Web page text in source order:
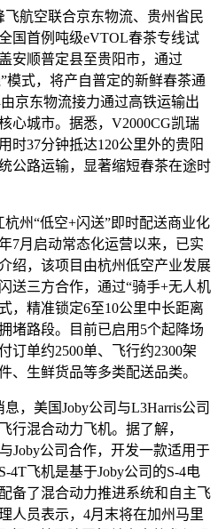
航空联合京东物流、贵州省民
国首例吨级eVTOL春茶专线试
安顺普定县至贵阳市，通过
模式，将产自普定的新鲜春茶通
京东物流接力通过高铁运输出
心城市。据悉，V2000CG凯瑞
时37分钟抵达120公里外的贵阳
公路运输，显著缩短春茶在途时
州“低空+闪送”即时配送商业化
7月启动常态化运营以来，已实
绍，该项目由杭州低空产业发展
送三方合作，通过“骑手+无人机
，精准锁定6至10公里中长距离
堵路段。目前已启用5个起降场
订单约2500单、飞行约2300架
、生鲜货品等多类配送品类。
，美国Joby公司与L3Harris公司
行混合动力飞机。据了解，
Joby公司合作，开发一款适用于
4T飞机是基于Joby公司的S-4电
备了混合动力推进系统和自主飞
人员表示，4月末将在加州马里